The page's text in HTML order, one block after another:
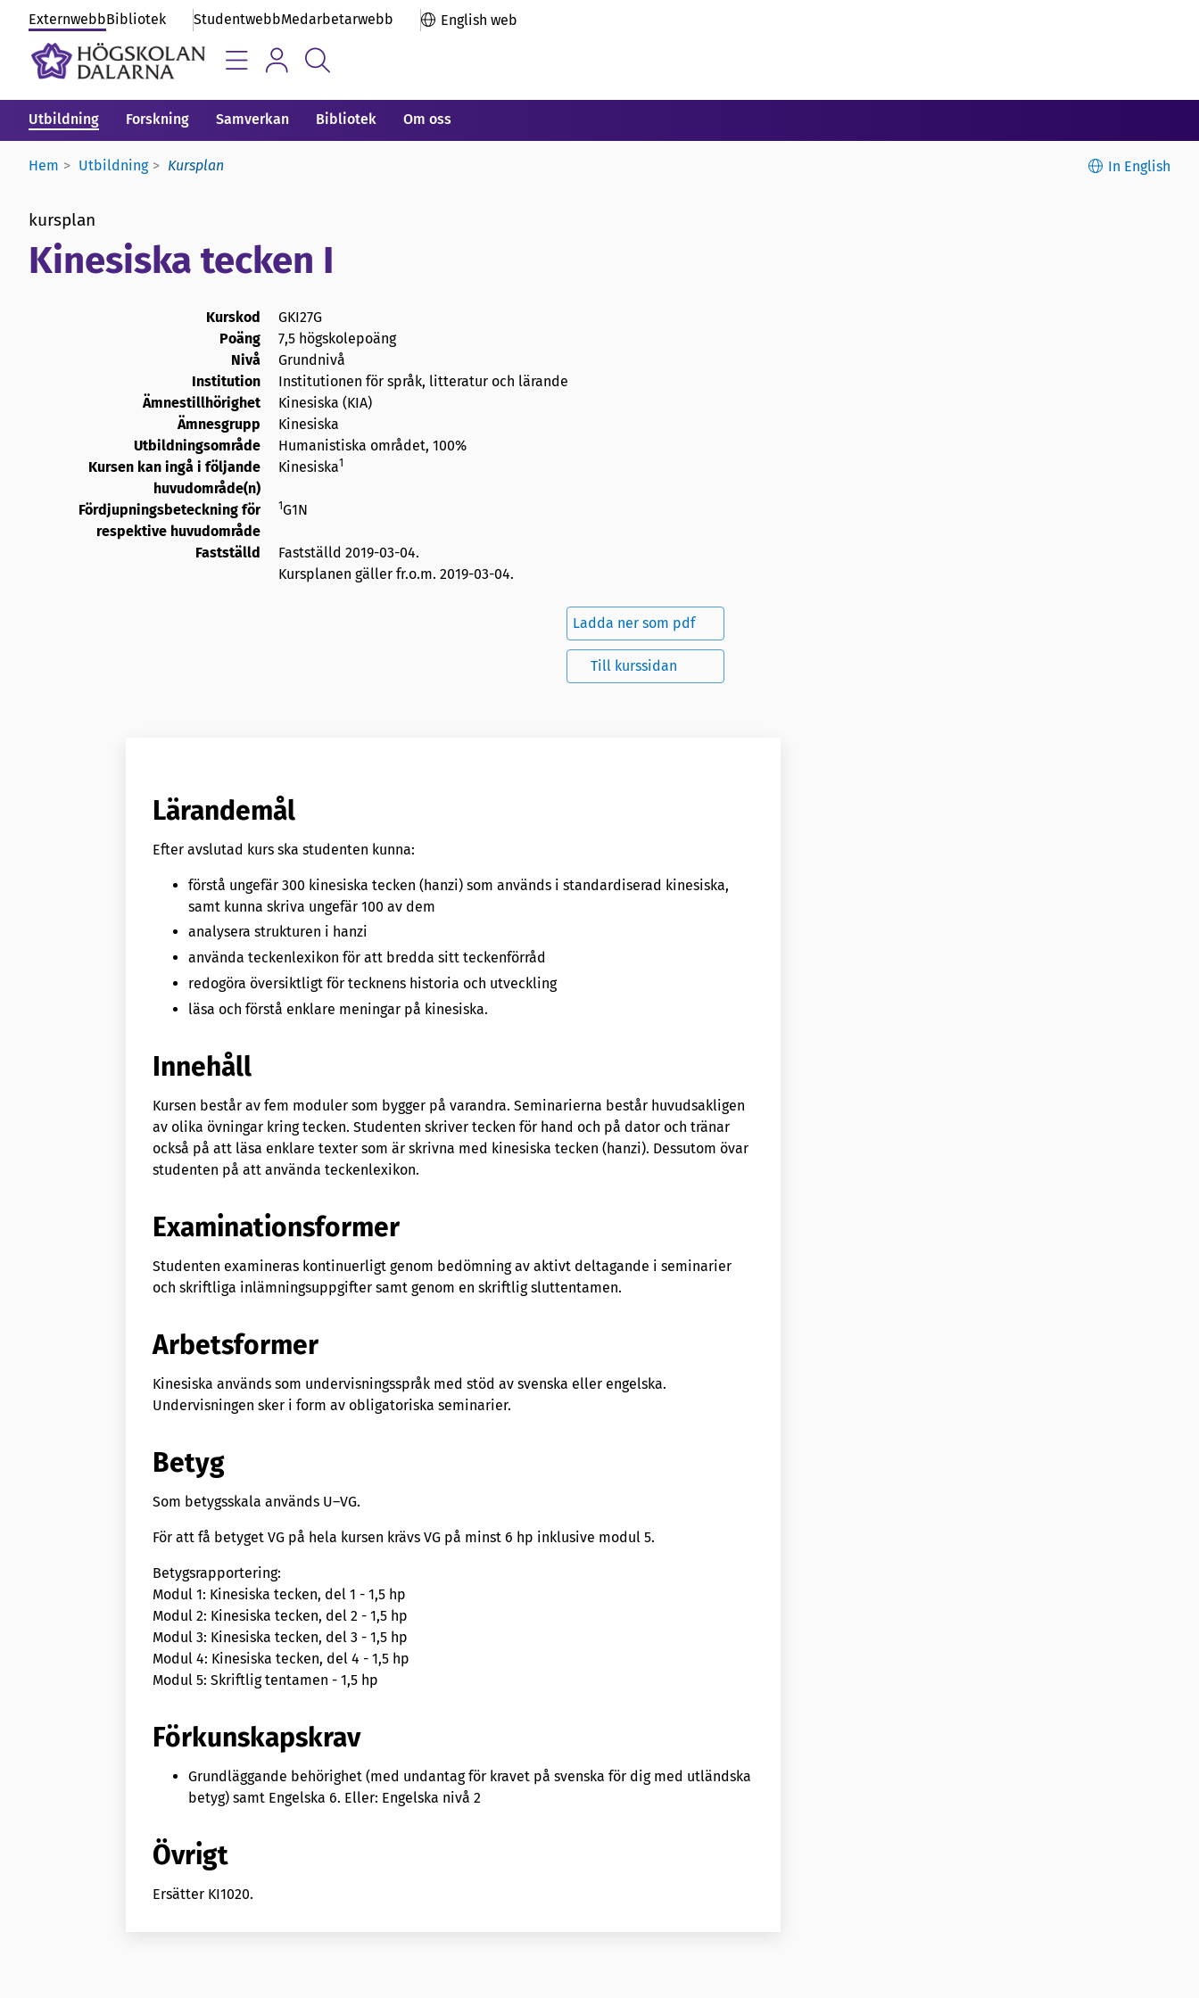
ExternwebbBibliotek StudentwebbMedarbetarwebb English web
Utbildning Forskning Samverkan Bibliotek Om oss
Hem Utbildning Kursplan In English
kursplan
Kinesiska tecken I
Kurskod
GKI27G
Poäng
7,5 högskolepoäng
Nivå
Grundnivå
Institution
Institutionen för språk, litteratur och lärande
Ämnestillhörighet
Kinesiska (KIA)
Ämnesgrupp
Kinesiska
Utbildningsområde
Humanistiska området, 100%
Kursen kan ingå i följande
huvudområde(n)
Kinesiska1
Fördjupningsbeteckning för
respektive huvudområde
1G1N
Fastställd Fastställd 2019-03-04.
Kursplanen gäller fr.o.m. 2019-03-04.
Ladda ner som pdf
Till kurssidan
Lärandemål
Efter avslutad kurs ska studenten kunna:
förstå ungefär 300 kinesiska tecken (hanzi) som används i standardiserad kinesiska,
samt kunna skriva ungefär 100 av dem
analysera strukturen i hanzi
använda teckenlexikon för att bredda sitt teckenförråd
redogöra översiktligt för tecknens historia och utveckling
läsa och förstå enklare meningar på kinesiska.
Innehåll
Kursen består av fem moduler som bygger på varandra. Seminarierna består huvudsakligen
av olika övningar kring tecken. Studenten skriver tecken för hand och på dator och tränar
också på att läsa enklare texter som är skrivna med kinesiska tecken (hanzi). Dessutom övar
studenten på att använda teckenlexikon.
Examinationsformer
Studenten examineras kontinuerligt genom bedömning av aktivt deltagande i seminarier
och skriftliga inlämningsuppgifter samt genom en skriftlig sluttentamen.
Arbetsformer
Kinesiska används som undervisningsspråk med stöd av svenska eller engelska.
Undervisningen sker i form av obligatoriska seminarier.
Betyg
Som betygsskala används U–VG.
För att få betyget VG på hela kursen krävs VG på minst 6 hp inklusive modul 5.
Betygsrapportering:
Modul 1: Kinesiska tecken, del 1 - 1,5 hp
Modul 2: Kinesiska tecken, del 2 - 1,5 hp
Modul 3: Kinesiska tecken, del 3 - 1,5 hp
Modul 4: Kinesiska tecken, del 4 - 1,5 hp
Modul 5: Skriftlig tentamen - 1,5 hp
Förkunskapskrav
Grundläggande behörighet (med undantag för kravet på svenska för dig med utländska
betyg) samt Engelska 6. Eller: Engelska nivå 2
Övrigt
Ersätter KI1020.